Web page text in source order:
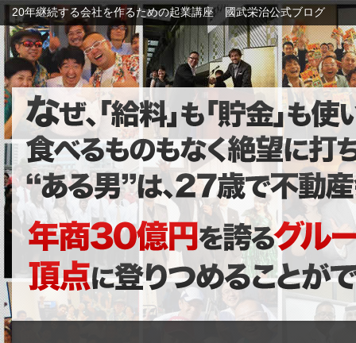
20年継続する会社を作るための起業講座 國武栄治公式ブログ